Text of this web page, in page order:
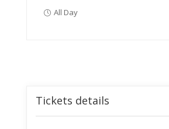
All Day
Tickets details